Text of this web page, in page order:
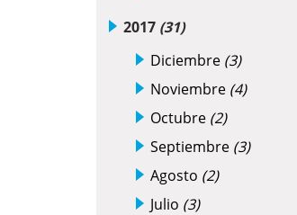
2017 (31)
Diciembre (3)
Noviembre (4)
Octubre (2)
Septiembre (3)
Agosto (2)
Julio (3)